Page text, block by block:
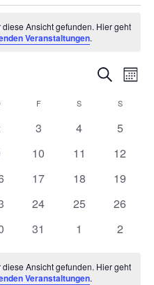
Ansicht gefunden. Hier geht
Veranstaltungen.
Suche
und
Suche
F S S
0
3
0
4
0
5
0
10
0
11
0
12
0
17
0
18
0
19
0
24
0
25
0
26
0
31
0
1
0
2
Ansicht gefunden. Hier geht
Veranstaltungen.